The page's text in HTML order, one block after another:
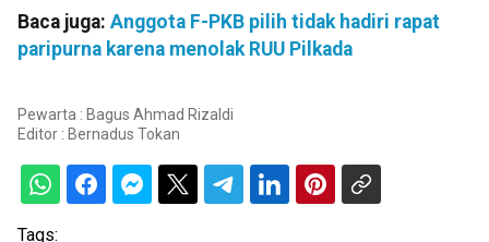
Baca juga: Anggota F-PKB pilih tidak hadiri rapat
paripurna karena menolak RUU Pilkada
Pewarta : Bagus Ahmad Rizaldi
Editor : Bernadus Tokan
Tags: